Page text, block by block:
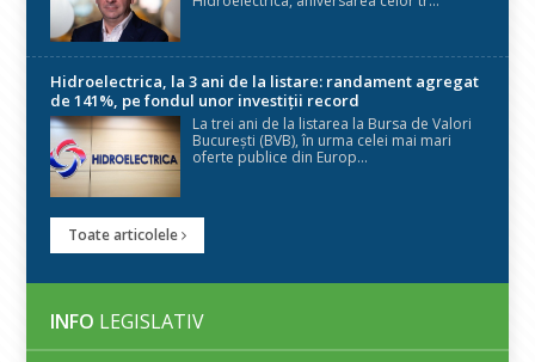
Hidroelectrica, la 3 ani de la listare: randament agregat
de 141%, pe fondul unor investiții record
La trei ani de la listarea la Bursa de Valori
București (BVB), în urma celei mai mari
oferte publice din Europ...
Toate articolele
INFO LEGISLATIV